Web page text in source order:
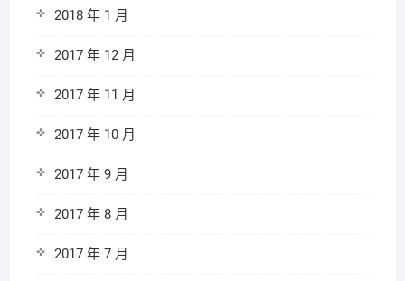
2018 年 1 月
2017 年 12 月
2017 年 11 月
2017 年 10 月
2017 年 9 月
2017 年 8 月
2017 年 7 月